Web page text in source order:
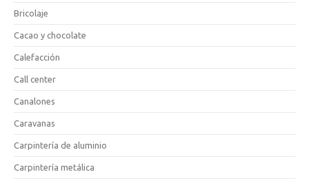
Bricolaje
Cacao y chocolate
Calefacción
Call center
Canalones
Caravanas
Carpintería de aluminio
Carpintería metálica